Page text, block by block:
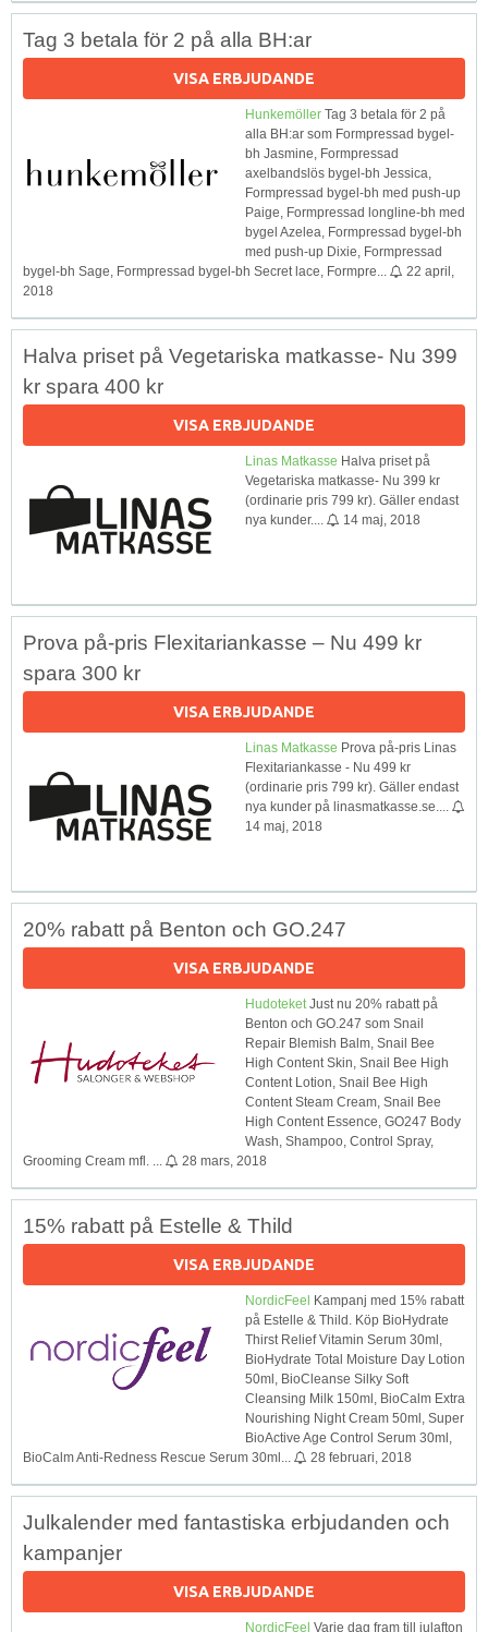
Tag 3 betala för 2 på alla BH:ar
VISA ERBJUDANDE
Hunkemöller Tag 3 betala för 2 på
alla BH:ar som Formpressad bygel-
bh Jasmine, Formpressad
axelbandslös bygel-bh Jessica,
Formpressad bygel-bh med push-up
Paige, Formpressad longline-bh med
bygel Azelea, Formpressad bygel-bh
med push-up Dixie, Formpressad
bygel-bh Sage, Formpressad bygel-bh Secret lace, Formpre...
22 april,
2018
Halva priset på Vegetariska matkasse- Nu 399
kr spara 400 kr
VISA ERBJUDANDE
Linas Matkasse Halva priset på
Vegetariska matkasse- Nu 399 kr
(ordinarie pris 799 kr). Gäller endast
nya kunder....
14 maj, 2018
Prova på-pris Flexitariankasse – Nu 499 kr
spara 300 kr
VISA ERBJUDANDE
Linas Matkasse Prova på-pris Linas
Flexitariankasse - Nu 499 kr
(ordinarie pris 799 kr). Gäller endast
nya kunder på linasmatkasse.se....
14 maj, 2018
20% rabatt på Benton och GO.247
VISA ERBJUDANDE
Hudoteket Just nu 20% rabatt på
Benton och GO.247 som Snail
Repair Blemish Balm, Snail Bee
High Content Skin, Snail Bee High
Content Lotion, Snail Bee High
Content Steam Cream, Snail Bee
High Content Essence, GO247 Body
Wash, Shampoo, Control Spray,
Grooming Cream mfl. ...
28 mars, 2018
15% rabatt på Estelle & Thild
VISA ERBJUDANDE
NordicFeel Kampanj med 15% rabatt
på Estelle & Thild. Köp BioHydrate
Thirst Relief Vitamin Serum 30ml,
BioHydrate Total Moisture Day Lotion
50ml, BioCleanse Silky Soft
Cleansing Milk 150ml, BioCalm Extra
Nourishing Night Cream 50ml, Super
BioActive Age Control Serum 30ml,
BioCalm Anti-Redness Rescue Serum 30ml...
28 februari, 2018
Julkalender med fantastiska erbjudanden och
kampanjer
VISA ERBJUDANDE
NordicFeel Varje dag fram till julafton